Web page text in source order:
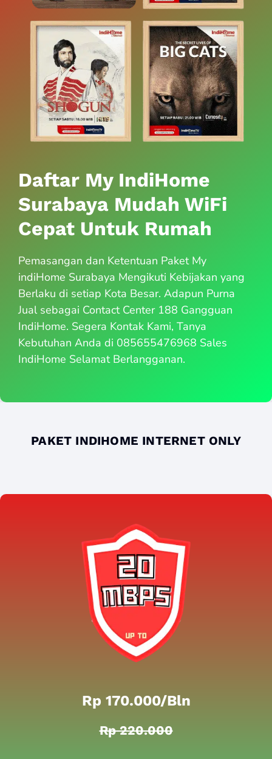
Daftar My IndiHome
Surabaya Mudah WiFi
Cepat Untuk Rumah
Pemasangan dan Ketentuan Paket My
indiHome Surabaya Mengikuti Kebijakan yang
Berlaku di setiap Kota Besar. Adapun Purna
Jual sebagai Contact Center 188 Gangguan
IndiHome. Segera Kontak Kami, Tanya
Kebutuhan Anda di 085655476968 Sales
IndiHome Selamat Berlangganan.
PAKET INDIHOME INTERNET ONLY
Rp 170.000/bln
Rp 220.000